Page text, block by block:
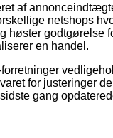
af
netshops
høster godtgørelse
en handel.
for justeringer
gang